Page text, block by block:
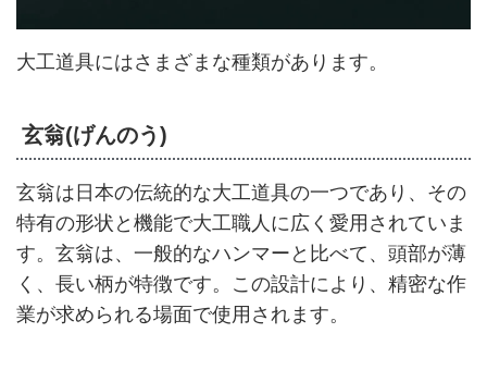
大工道具にはさまざまな種類があります。
玄翁(げんのう)
玄翁は日本の伝統的な大工道具の一つであり、その
特有の形状と機能で大工職人に広く愛用されていま
す。玄翁は、一般的なハンマーと比べて、頭部が薄
く、長い柄が特徴です。この設計により、精密な作
業が求められる場面で使用されます。